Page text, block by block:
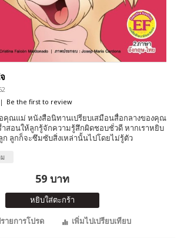
| Be the first to review
อคุณแม่ หนังสือนิทานเปรียบเสมือนสื่อกลางของคุณ
สอนให้ลูกรู้จักความรู้สึกผิดชอบชั่วดี หากเราหยิบ
ลูกก็จะซึมซับสิ่งเหล่านั้นไปโดยไม่รู้ตัว
59 บาท
หยิบใส่ตะกร้า
ายการโปรด
เพิ่มไปเปรียบเทียบ